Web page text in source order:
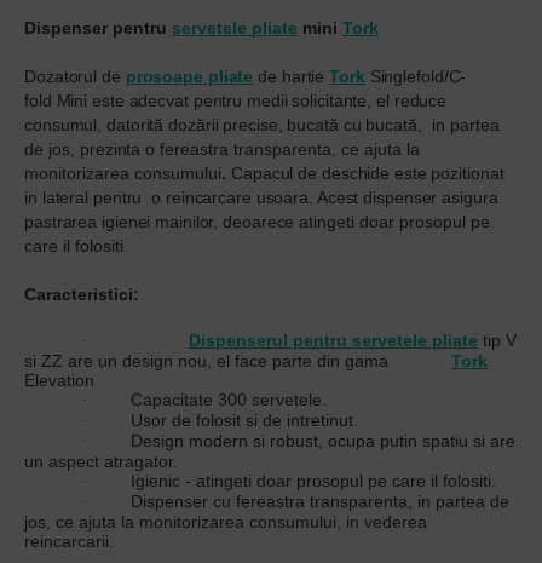
Dispenser pentru servetele pliate mini Tork
Dozatorul de prosoape pliate de hartieTork Singlefold/C-
fold Mini este adecvat pentru medii solicitante, el reduce
consumul, datorită dozării precise, bucată cu bucată,
in partea
de jos, prezinta o fereastra transparenta, ce ajuta la
monitorizarea consumului. Capacul de deschide este pozitionat
in lateral pentru o reincarcare usoara. Acest dispenser asigura
pastrarea igienei mainilor, deoarece atingeti doar prosopul pe
care il folositi.
Caracteristici:
· Dispenserul pentru servetele pliate tip V
si ZZ are un design nou, el face parte din gama
Tork
Elevation
· Capacitate 300 servetele.
· Usor de folosit si de intretinut.
·
Design modern si robust, ocupa putin spatiu si are
un aspect atragator.
· Igienic - atingeti doar prosopul pe care il folositi.
·
Dispenser cu fereastra transparenta, in partea de
jos, ce ajuta la monitorizarea consumului, in vederea
reincarcarii.